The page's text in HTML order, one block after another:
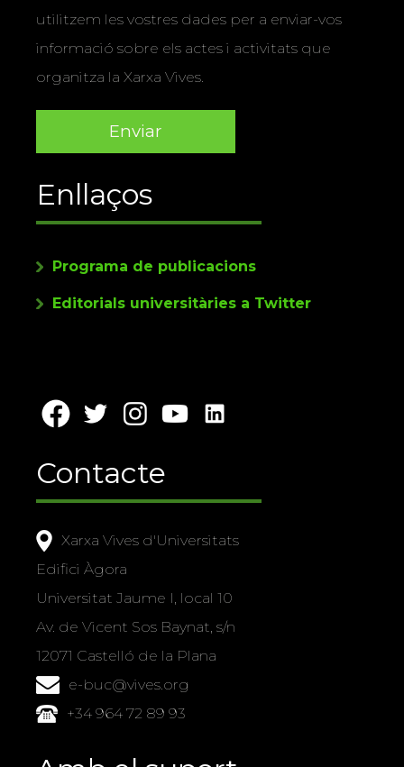
utilitzem les vostres dades per a enviar-vos
informació sobre els actes i activitats que
organitza la Xarxa Vives.
Enllaços
Programa de publicacions
Editorials universitàries a Twitter
Contacte
Xarxa Vives d'Universitats
Edifici Àgora
Universitat Jaume I, local 10
Av. de Vicent Sos Baynat, s/n
12071 Castelló de la Plana
e-buc@vives.org
+34 964 72 89 93